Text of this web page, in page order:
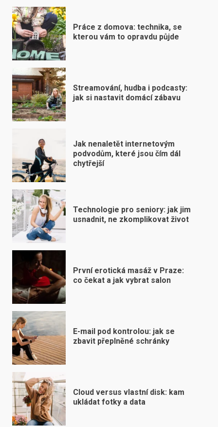
Práce z domova: technika, se
kterou vám to opravdu půjde
Streamování, hudba i podcasty:
jak si nastavit domácí zábavu
Jak nenaletět internetovým
podvodům, které jsou čím dál
chytřejší
Technologie pro seniory: jak jim
usnadnit, ne zkomplikovat život
První erotická masáž v Praze:
co čekat a jak vybrat salon
E-mail pod kontrolou: jak se
zbavit přeplněné schránky
Cloud versus vlastní disk: kam
ukládat fotky a data